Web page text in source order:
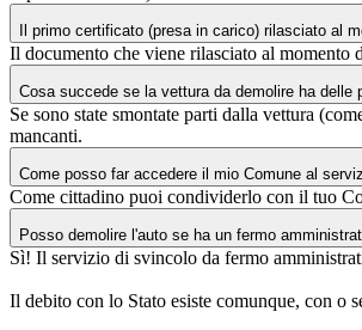
Il primo certificato (presa in carico) rilasciato al
Il documento che viene rilasciato al momento
Cosa succede se la vettura da demolire ha delle
Se sono state smontate parti dalla vettura
mancanti.
Come posso far accedere il mio Comune al
Come cittadino puoi condividerlo con il tuo
Posso demolire l'auto se ha un fermo
Sì! Il servizio di svincolo da fermo
Il debito con lo Stato esiste comunque, con o